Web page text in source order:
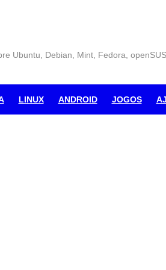
Ubuntu, Debian, Mint, Fedora,
LINUX ANDROID JOGOS